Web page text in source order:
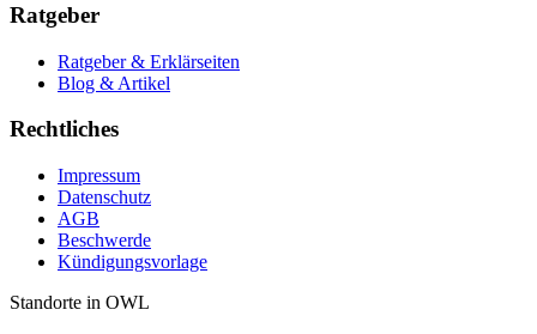
Ratgeber
Ratgeber & Erklärseiten
Blog & Artikel
Rechtliches
Impressum
Datenschutz
AGB
Beschwerde
Kündigungsvorlage
Standorte in OWL